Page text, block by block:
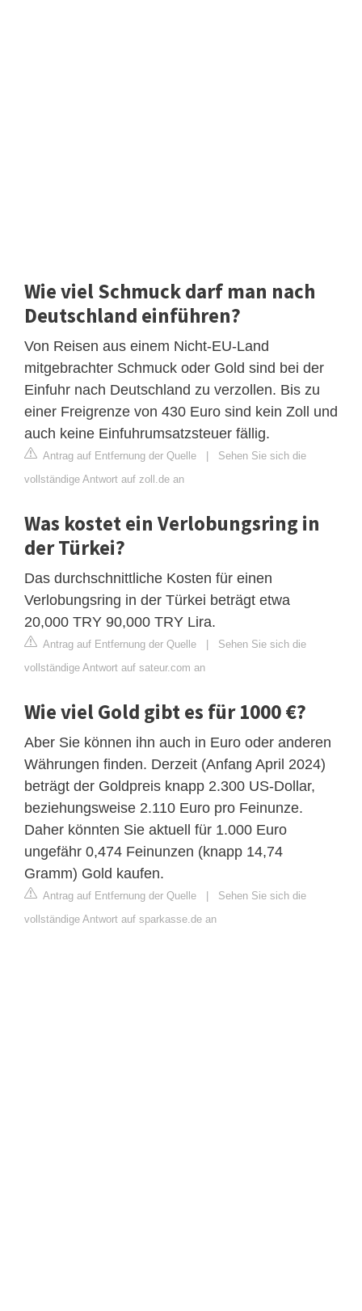
Wie viel Schmuck darf man nach
Deutschland einführen?
Von Reisen aus einem Nicht-EU-Land
mitgebrachter Schmuck oder Gold sind bei der
Einfuhr nach Deutschland zu verzollen. Bis zu
einer Freigrenze von 430 Euro sind kein Zoll und
auch keine Einfuhrumsatzsteuer fällig.
Antrag auf Entfernung der Quelle | Sehen Sie sich die
vollständige Antwort auf zoll.de an
Was kostet ein Verlobungsring in
der Türkei?
Das durchschnittliche Kosten für einen
Verlobungsring in der Türkei beträgt etwa
20,000 TRY 90,000 TRY Lira.
Antrag auf Entfernung der Quelle | Sehen Sie sich die
vollständige Antwort auf sateur.com an
Wie viel Gold gibt es für 1000 €?
Aber Sie können ihn auch in Euro oder anderen
Währungen finden. Derzeit (Anfang April 2024)
beträgt der Goldpreis knapp 2.300 US-Dollar,
beziehungsweise 2.110 Euro pro Feinunze.
Daher könnten Sie aktuell für 1.000 Euro
ungefähr 0,474 Feinunzen (knapp 14,74
Gramm) Gold kaufen.
Antrag auf Entfernung der Quelle | Sehen Sie sich die
vollständige Antwort auf sparkasse.de an